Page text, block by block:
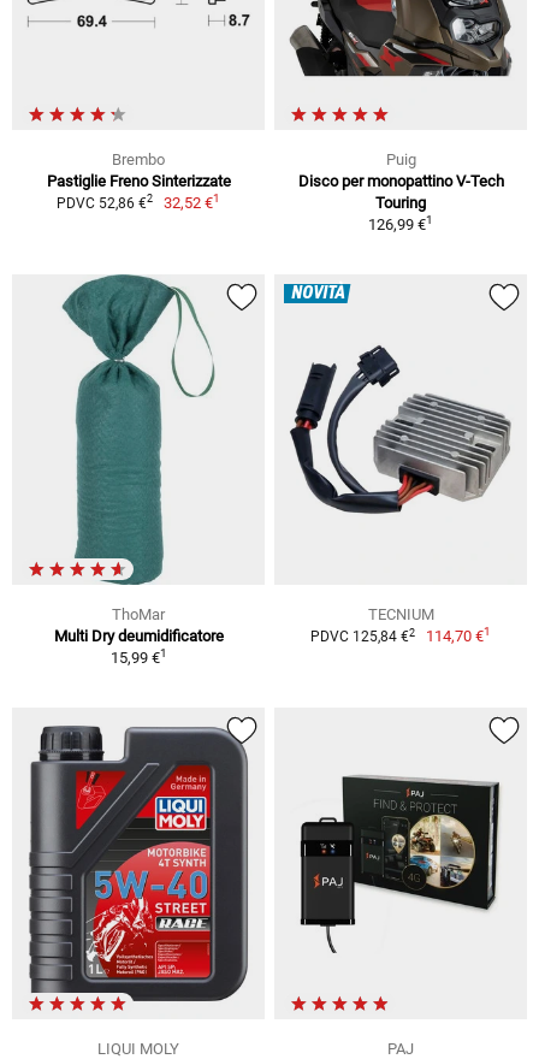
Brembo
Pastiglie Freno Sinterizzate
PDVC 52,86 €2 32,52 €1
Puig
Disco per monopattino V-Tech
Touring
126,99 €1
ThoMar
Multi Dry deumidificatore
15,99 €1
NOVITÀ
TECNIUM
PDVC 125,84 €2 114,70 €1
LIQUI MOLY
PAJ